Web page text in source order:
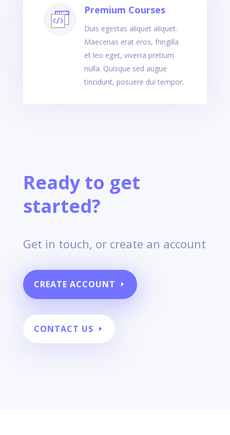
Premium Courses
Duis egestas aliquet aliquet.
Maecenas erat eros, fringilla
et leo eget, viverra pretium
nulla. Quisque sed augue
tincidunt, posuere dui tempor.
Ready to get
started?
Get in touch, or create an account
CREATE ACCOUNT
CONTACT US